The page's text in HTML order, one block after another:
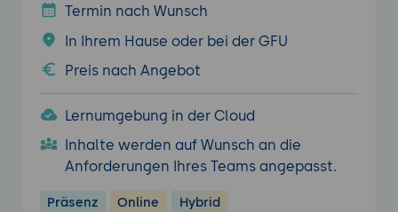
Termin nach Wunsch
In Ihrem Hause oder bei der GFU
Preis nach Angebot
Lernumgebung in der Cloud
Inhalte werden auf Wunsch an die
Anforderungen Ihres Teams angepasst.
Präsenz Online Hybrid